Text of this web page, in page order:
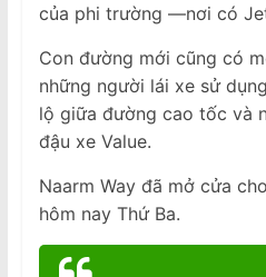
của phi trường —nơi có
Con đường mới cũng có
những người lái xe sử
lộ giữa đường cao tốc và
đậu xe Value.
Naarm Way đã mở cửa
hôm nay Thứ Ba.